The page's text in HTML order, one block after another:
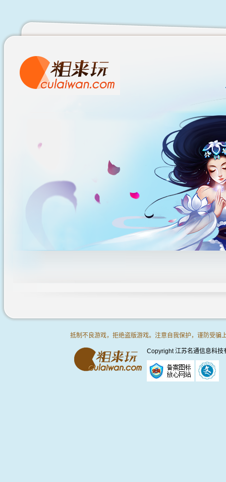
抵制不良游戏，拒绝盗版游戏。注意自我保护，谨防受
Copyright 江苏名通信息科